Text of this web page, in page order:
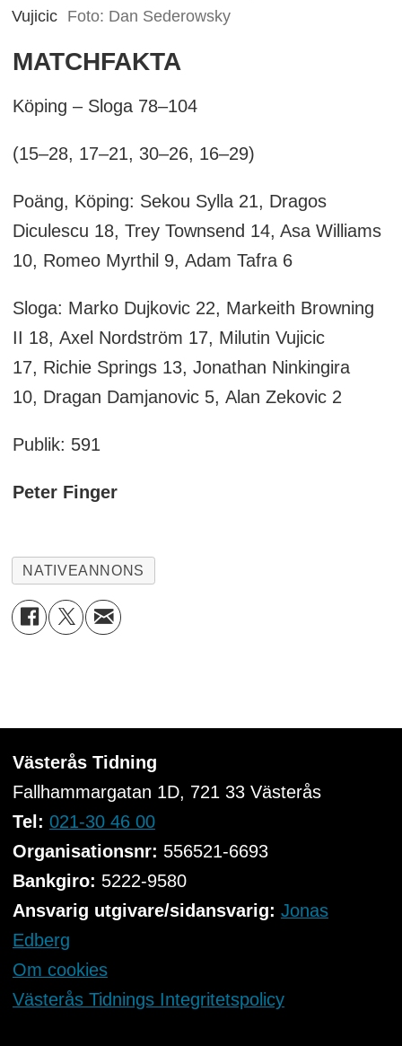
Vujicic Foto: Dan Sederowsky
MATCHFAKTA
Köping – Sloga 78–104
(15–28, 17–21, 30–26, 16–29)
Poäng, Köping: Sekou Sylla 21, Dragos
Diculescu 18, Trey Townsend 14, Asa Williams
10, Romeo Myrthil 9, Adam Tafra 6
Sloga: Marko Dujkovic 22, Markeith Browning
II 18, Axel Nordström 17, Milutin Vujicic
17, Richie Springs 13, Jonathan Ninkingira
10, Dragan Damjanovic 5, Alan Zekovic 2
Publik: 591
Peter Finger
NATIVEANNONS
Västerås Tidning
Fallhammargatan 1D, 721 33Västerås
Tel: 021-30 46 00
Organisationsnr: 556521-6693
Bankgiro: 5222-9580
Ansvarig utgivare/sidansvarig: Jonas
Edberg
Om cookies
Västerås Tidnings Integritetspolicy